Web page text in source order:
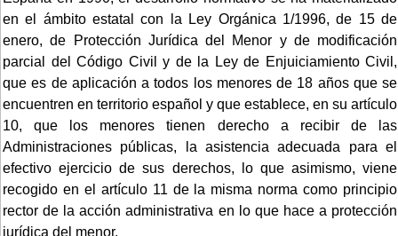
en el ámbito estatal con la Ley Orgánica 1/1996, de 15 de
enero, de Protección Jurídica del Menor y de modificación
parcial del Código Civil y de la Ley de Enjuiciamiento Civil,
que es de aplicación a todos los menores de 18 años que se
encuentren en territorio español y que establece, en su artículo
10, que los menores tienen derecho a recibir de las
Administraciones públicas, la asistencia adecuada para el
efectivo ejercicio de sus derechos, lo que asimismo, viene
recogido en el artículo 11 de la misma norma como principio
rector de la acción administrativa en lo que hace a protección
jurídica del menor.